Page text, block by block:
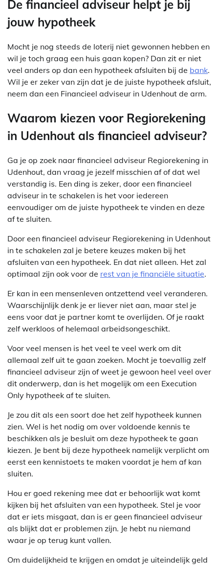
De financieel adviseur helpt je bij
jouw hypotheek
Mocht je nog steeds de loterij niet gewonnen hebben en
wil je toch graag een huis gaan kopen? Dan zit er niet
veel anders op dan een hypotheek afsluiten bij de bank.
Wil je er zeker van zijn dat je de juiste hypotheek afsluit,
neem dan een Financieel adviseur in Udenhout de arm.
Waarom kiezen voor Regiorekening
in Udenhout als financieel adviseur?
Ga je op zoek naar financieel adviseur Regiorekening in
Udenhout, dan vraag je jezelf misschien af of dat wel
verstandig is. Een ding is zeker, door een financieel
adviseur in te schakelen is het voor iedereen
eenvoudiger om de juiste hypotheek te vinden en deze
af te sluiten.
Door een financieel adviseur Regiorekening in Udenhout
in te schakelen zal je betere keuzes maken bij het
afsluiten van een hypotheek. En dat niet alleen. Het zal
optimaal zijn ook voor de rest van je financiële situatie.
Er kan in een mensenleven ontzettend veel veranderen.
Waarschijnlijk denk je er liever niet aan, maar stel je
eens voor dat je partner komt te overlijden. Of je raakt
zelf werkloos of helemaal arbeidsongeschikt.
Voor veel mensen is het veel te veel werk om dit
allemaal zelf uit te gaan zoeken. Mocht je toevallig zelf
financieel adviseur zijn of weet je gewoon heel veel over
dit onderwerp, dan is het mogelijk om een Execution
Only hypotheek af te sluiten.
Je zou dit als een soort doe het zelf hypotheek kunnen
zien. Wel is het nodig om over voldoende kennis te
beschikken als je besluit om deze hypotheek te gaan
kiezen. Je bent bij deze hypotheek namelijk verplicht om
eerst een kennistoets te maken voordat je hem af kan
sluiten.
Hou er goed rekening mee dat er behoorlijk wat komt
kijken bij het afsluiten van een hypotheek. Stel je voor
dat er iets misgaat, dan is er geen financieel adviseur
als blijkt dat er problemen zijn. Je hebt nu niemand
waar je op terug kunt vallen.
Om duidelijkheid te krijgen en omdat je uiteindelijk geld